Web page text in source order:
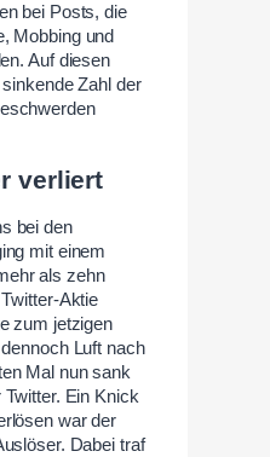
bei Posts, die
Mobbing und
Auf diesen
Zahl der
verliert
bei den
mit einem
als zehn
Aktie
zum jetzigen
Luft nach
Mal nun sank
Ein Knick
war der
Dabei traf